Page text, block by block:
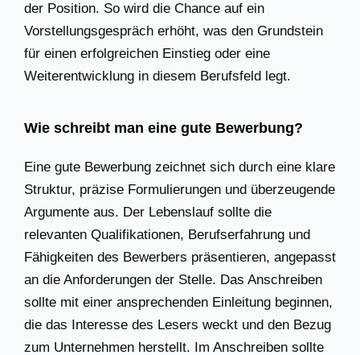
der Position. So wird die Chance auf ein
Vorstellungsgespräch erhöht, was den Grundstein
für einen erfolgreichen Einstieg oder eine
Weiterentwicklung in diesem Berufsfeld legt.
Wie schreibt man eine gute Bewerbung?
Eine gute Bewerbung zeichnet sich durch eine klare
Struktur, präzise Formulierungen und überzeugende
Argumente aus. Der Lebenslauf sollte die
relevanten Qualifikationen, Berufserfahrung und
Fähigkeiten des Bewerbers präsentieren, angepasst
an die Anforderungen der Stelle. Das Anschreiben
sollte mit einer ansprechenden Einleitung beginnen,
die das Interesse des Lesers weckt und den Bezug
zum Unternehmen herstellt. Im Anschreiben sollte